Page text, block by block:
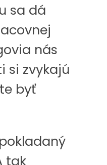
sa dá
nás
si zvykajú
byť
tak